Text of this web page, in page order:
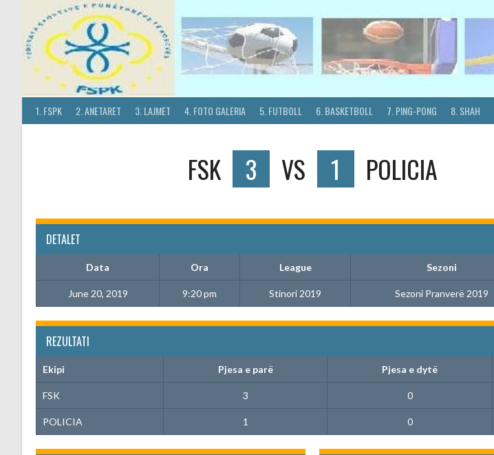
content
1. FSPK 2. ANETARET 3. LAJMET 4. FOTO GALERIA 5. FUTBOLL 6. BASKETBOLL 7. PING-PONG 8. SHAH
FSK 3 VS 1 POLICIA
DETALET
Data Ora League Sezoni
June 20, 2019 9:20 pm Stinori 2019 Sezoni Pranverë 2019
REZULTATI
Ekipi Pjesa e parë Pjesa e dytë
FSK 3 0
POLICIA 1 0